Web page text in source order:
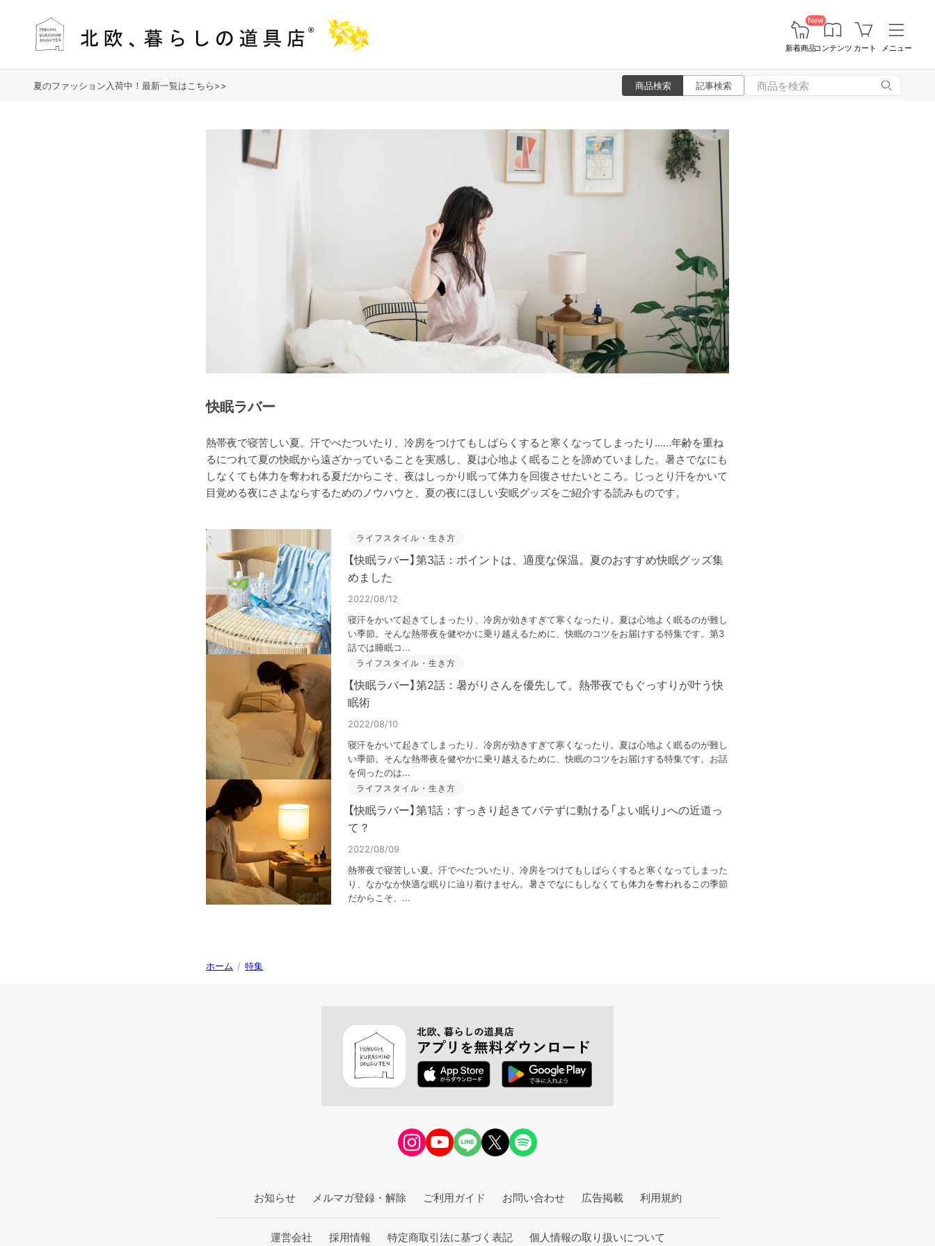
New
新着商品コンテンツ カート メニュー
夏のファッション入荷中！最新一覧はこちら>> 商品検索 記事検索
快眠ラバー
熱帯夜で寝苦しい夏。汗でべたついたり、冷房をつけてもしばらくすると寒くなってしまったり……年齢を重ね
るにつれて夏の快眠から遠ざかっていることを実感し、夏は心地よく眠ることを諦めていました。暑さでなにも
しなくても体力を奪われる夏だからこそ、夜はしっかり眠って体力を回復させたいところ。じっとり汗をかいて
目覚める夜にさよならするためのノウハウと、夏の夜にほしい安眠グッズをご紹介する読みものです。
ライフスタイル・生き方
【快眠ラバー】第3話：ポイントは、適度な保温。夏のおすすめ快眠グッズ集
めました
2022/08/12
寝汗をかいて起きてしまったり、冷房が効きすぎて寒くなったり。夏は心地よく眠るのが難し
い季節。そんな熱帯夜を健やかに乗り越えるために、快眠のコツをお届けする特集です。第3
話では睡眠コ...
ライフスタイル・生き方
【快眠ラバー】第2話：暑がりさんを優先して。熱帯夜でもぐっすりが叶う快
眠術
2022/08/10
寝汗をかいて起きてしまったり、冷房が効きすぎて寒くなったり。夏は心地よく眠るのが難し
い季節。そんな熱帯夜を健やかに乗り越えるために、快眠のコツをお届けする特集です。お話
を伺ったのは...
ライフスタイル・生き方
【快眠ラバー】第1話：すっきり起きてバテずに動ける「よい眠り」への近道っ
て？
2022/08/09
熱帯夜で寝苦しい夏。汗でべたついたり、冷房をつけてもしばらくすると寒くなってしまった
り、なかなか快適な眠りに辿り着けません。暑さでなにもしなくても体力を奪われるこの季節
だからこそ、...
ホーム / 特集
お知らせ メルマガ登録・解除 ご利用ガイド お問い合わせ 広告掲載 利用規約
運営会社 採用情報 特定商取引法に基づく表記 個人情報の取り扱いについて